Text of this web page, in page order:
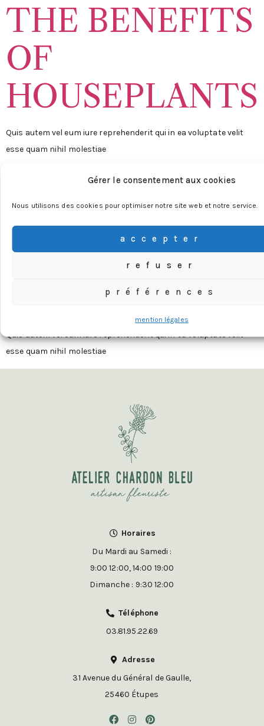
Gérer le consentement aux cookies
Nous utilisons des cookies pour optimiser notre site web et notre service.
accepter
refuser
préférences
mention légales
THE BENEFITS
OF
HOUSEPLANTS
Quis autem vel eum iure reprehenderit qui in ea voluptate velit
esse quam nihil molestiae
LIZ KIRBY,
HOST, THE
INDOOR
GARDEN
Quis autem vel eum iure reprehenderit qui in ea voluptate velit
esse quam nihil molestiae
Horaires
Du Mardi au Samedi :
9:00 12:00, 14:00 19:00
Dimanche : 9:30 12:00
Téléphone
03.81.95.22.69
Adresse
31 Avenue du Général de Gaulle,
25460 Étupes